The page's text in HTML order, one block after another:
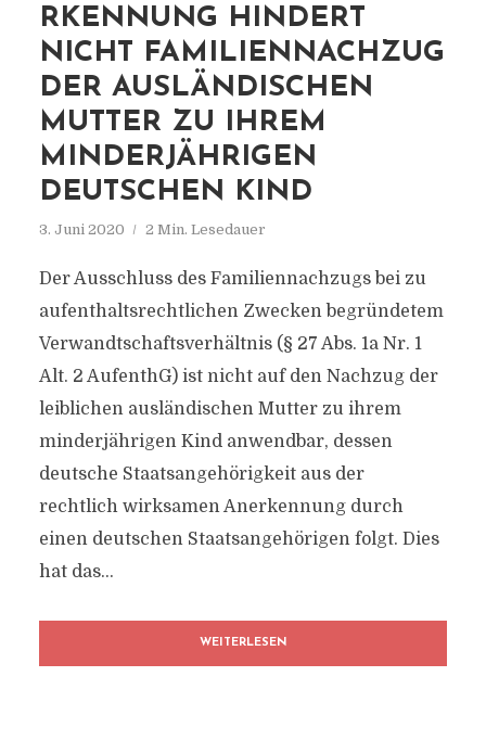
RKENNUNG HINDERT
NICHT FAMILIENNACHZUG
DER AUSLÄNDISCHEN
MUTTER ZU IHREM
MINDERJÄHRIGEN
DEUTSCHEN KIND
3. Juni 2020 2 Min. Lesedauer
Der Ausschluss des Familiennachzugs bei zu
aufenthaltsrechtlichen Zwecken begründetem
Verwandtschaftsverhältnis (§ 27 Abs. 1a Nr. 1
Alt. 2 AufenthG) ist nicht auf den Nachzug der
leiblichen ausländischen Mutter zu ihrem
minderjährigen Kind anwendbar, dessen
deutsche Staatsangehörigkeit aus der
rechtlich wirksamen Anerkennung durch
einen deutschen Staatsangehörigen folgt. Dies
hat das...
WEITERLESEN